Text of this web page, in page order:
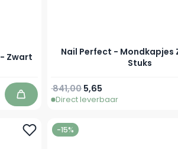
Zwart
In winkelwagen
Nail Perfect - Mondkapjes
Stuks
Speciale prijs
5,65
Normale prijs
841,00
Direct leverbaar
-15%